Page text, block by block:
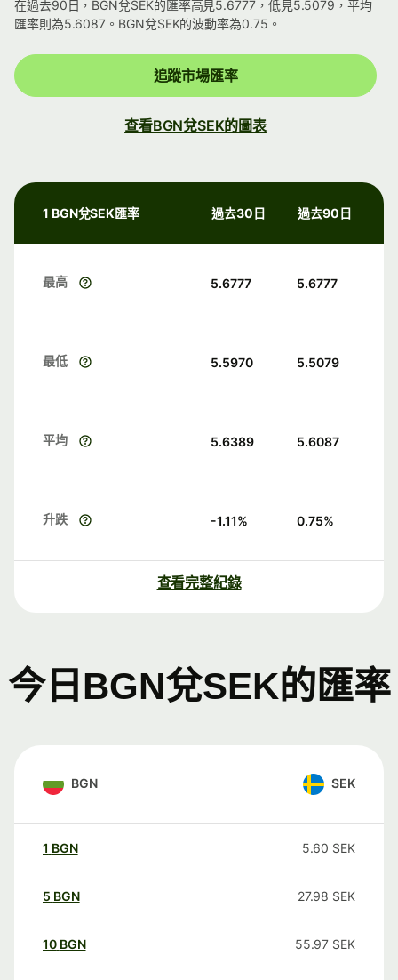
在過去90日，BGN兌SEK的匯率高見5.6777，低見5.5079，平均
匯率則為5.6087。BGN兌SEK的波動率為0.75。
追蹤市場匯率
查看BGN兌SEK的圖表
1 BGN兌SEK匯率 過去30日 過去90日
最高 5.6777 5.6777
最低 5.5970 5.5079
平均 5.6389 5.6087
升跌 -1.11% 0.75%
查看完整紀錄
今日BGN兌SEK的匯率
BGN SEK
1 BGN 5.60 SEK
5 BGN 27.98 SEK
10 BGN 55.97 SEK